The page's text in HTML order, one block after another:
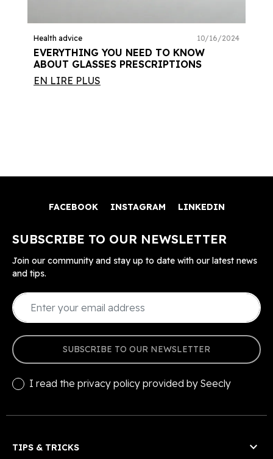
EVERYTHING YOU NEED TO KNOW
ABOUT GLASSES PRESCRIPTIONS
Health advice 10/16/2024
EN LIRE PLUS
FACEBOOK INSTAGRAM LINKEDIN
SUBSCRIBE TO OUR NEWSLETTER
Join our community and stay up to date with our latest news
and tips.
SUBSCRIBE TO OUR NEWSLETTER
I read the privacy policy provided by Seecly
TIPS & TRICKS 